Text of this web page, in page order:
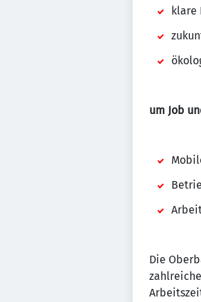
klare
um Job
Die